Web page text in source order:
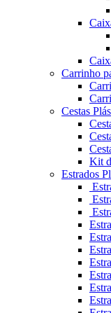
Carrinho
Cestas
Kit
Estrados